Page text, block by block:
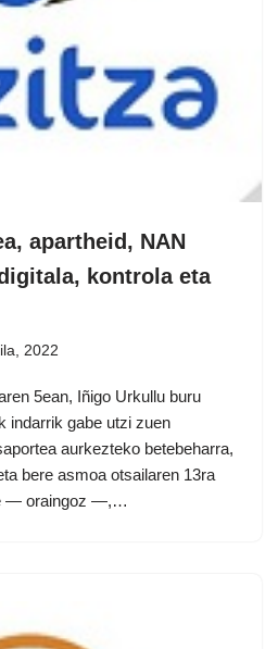
apartheid, NAN
kontrola eta
2022
5ean, Iñigo Urkullu buru
indarrik gabe utzi zuen
aurkezteko betebeharra,
bere asmoa otsailaren 13ra
— oraingoz —,…